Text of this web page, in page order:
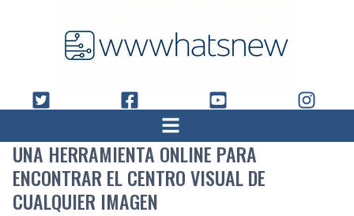
UNA HERRAMIENTA ONLINE PARA
ENCONTRAR EL CENTRO VISUAL DE
CUALQUIER IMAGEN